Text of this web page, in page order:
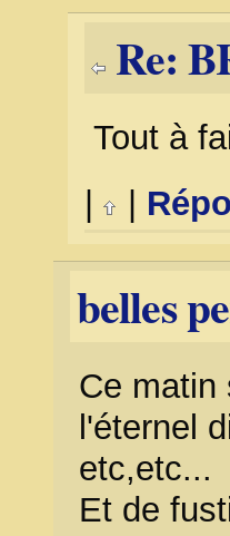
Re:
Tout à
belles
Ce matin
l'éternel
etc,etc...
Et de